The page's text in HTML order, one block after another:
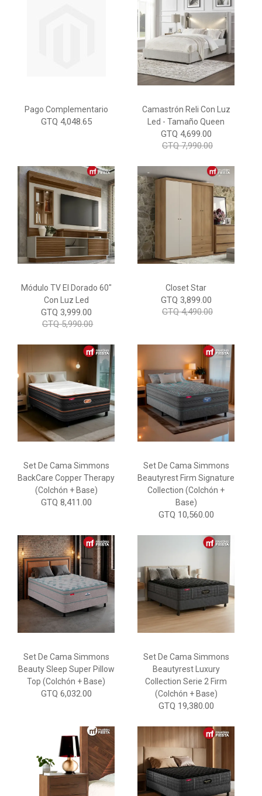
Pago Complementario
GTQ 4,048.65
Camastrón Reli Con Luz
Led - Tamaño Queen
GTQ 4,699.00
GTQ 7,990.00
Módulo TV El Dorado 60"
Con Luz Led
GTQ 3,999.00
GTQ 5,990.00
Closet Star
GTQ 3,899.00
GTQ 4,490.00
Set De Cama Simmons
BackCare Copper Therapy
(Colchón + Base)
GTQ 8,411.00
Set De Cama Simmons
Beautyrest Firm Signature
Collection (Colchón +
Base)
GTQ 10,560.00
Set De Cama Simmons
Beauty Sleep Super Pillow
Top (colchón + Base)
GTQ 6,032.00
Set De Cama Simmons
Beautyrest Luxury
Collection Serie 2 Firm
(Colchón + Base)
GTQ 19,380.00